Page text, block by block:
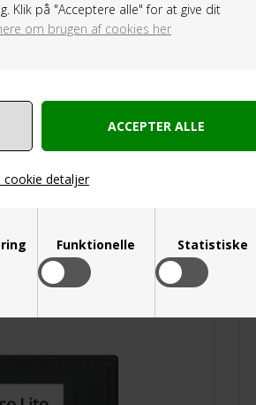
Klik på "Acceptere alle" for at give dit
om brugen af cookies her
cookie detaljer
Funktionelle Statistiske
- Verse Lite - 6"